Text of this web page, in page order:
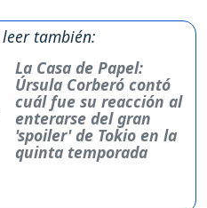
también:
La Casa de Papel:
Úrsula Corberó contó
cuál fue su reacción al
enterarse del gran
'spoiler' de Tokio en la
quinta temporada